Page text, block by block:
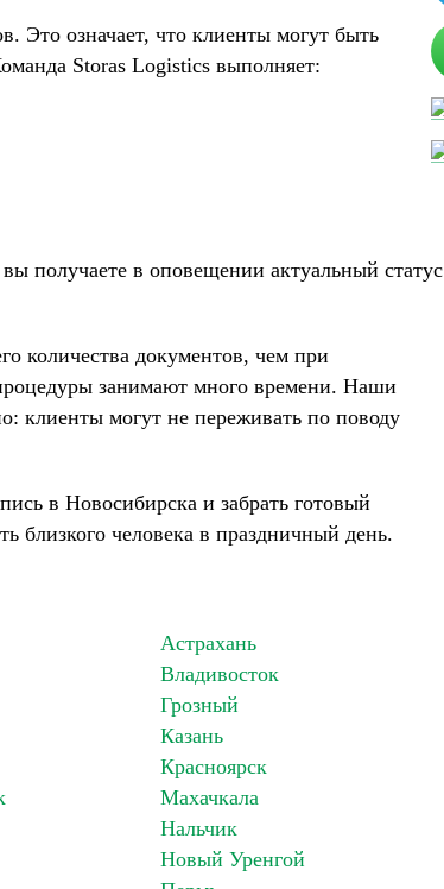
Это означает, что клиенты могут быть
Storas Logistics выполняет:
получаете в оповещении актуальный статус
количества документов, чем при
занимают много времени. Наши
клиенты могут не переживать по поводу
в Новосибирска и забрать готовый
близкого человека в праздничный день.
Астрахань
Владивосток
Грозный
Казань
Красноярск
Махачкала
Нальчик
Новый Уренгой